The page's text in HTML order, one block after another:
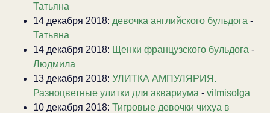
Татьяна
14 декабря 2018: девочка английского бульдога -
Татьяна
14 декабря 2018: Щенки французского бульдога -
Людмила
13 декабря 2018: УЛИТКА АМПУЛЯРИЯ.
Разноцветные улитки для аквариума - vilmisolga
10 декабря 2018: Тигровые девочки чихуа в